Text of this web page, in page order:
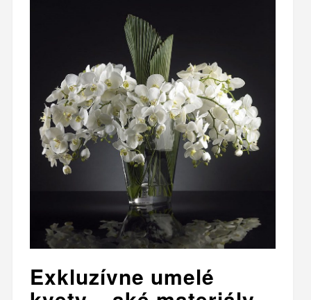
Exkluzívne umelé